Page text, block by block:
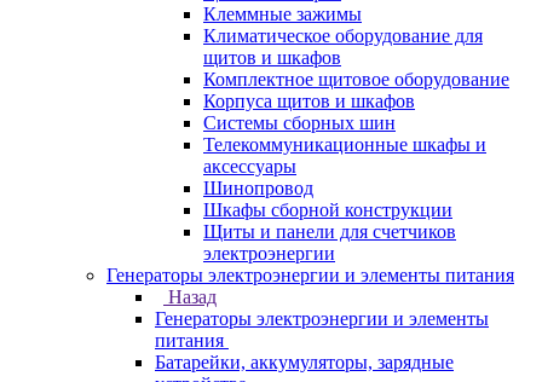
Клеммные зажимы
Климатическое оборудование для
щитов и шкафов
Комплектное щитовое оборудование
Корпуса щитов и шкафов
Системы сборных шин
Телекоммуникационные шкафы и
аксессуары
Шинопровод
Шкафы сборной конструкции
Щиты и панели для счетчиков
электроэнергии
Генераторы электроэнергии и элементы питания
Назад
Генераторы электроэнергии и элементы
питания
Батарейки, аккумуляторы, зарядные